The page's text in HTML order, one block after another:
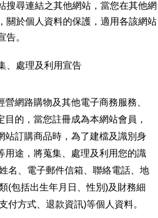
搜尋連結之其他網站，當您在其他網
關於個人資料的保護，適用各該網站
告。
、處理及利用宣告
營網路購物及其他電子商務服務、
目的，當您註冊成為本網站會員，
站訂購商品時，為了建檔及識別身
用途，將蒐集、處理及利用您的識
名、電子郵件信箱、聯絡電話、地
(包括出生年月日、性別)及財務細
付方式、退款資訊)等個人資料。